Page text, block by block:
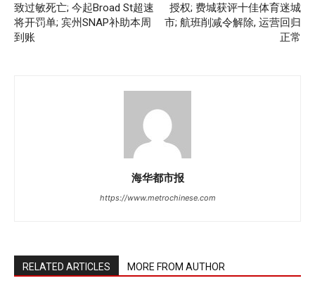
致过敏死亡; 今起Broad St超速
将开罚单; 宾州SNAP补助本周
到账
授权; 费城获评十佳体育迷城
市; 航班削减令解除, 运营回归
正常
海华都市报
https://www.metrochinese.com
RELATED ARTICLES MORE FROM AUTHOR